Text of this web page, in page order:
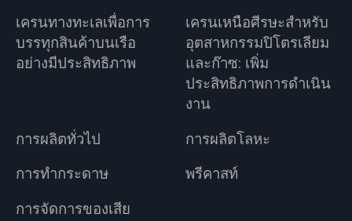
เครนทางทะเลเพื่อการ
บรรทุกสินค้าบนเรือ
อย่างมีประสิทธิภาพ
เครนเหนือศีรษะสำหรับ
อุตสาหกรรมปิโตรเลียม
และก๊าซ: เพิ่ม
ประสิทธิภาพการดำเนิน
งาน
การผลิตทั่วไป
การผลิตโลหะ
การทำกระดาษ
พรีคาสท์
การจัดการของเสีย